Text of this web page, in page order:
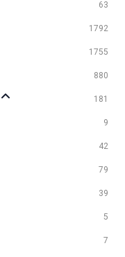
63
1792
1755
880
181
9
42
79
39
5
7